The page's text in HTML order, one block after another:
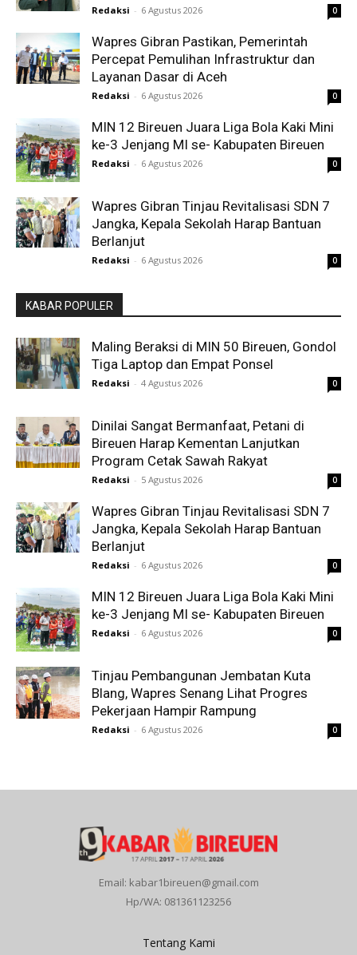
Redaksi - 6 Agustus 2026 0
Wapres Gibran Pastikan, Pemerintah
Percepat Pemulihan Infrastruktur dan
Layanan Dasar di Aceh
Redaksi - 6 Agustus 2026 0
MIN 12 Bireuen Juara Liga Bola Kaki Mini
ke-3 Jenjang MI se- Kabupaten Bireuen
Redaksi - 6 Agustus 2026 0
Wapres Gibran Tinjau Revitalisasi SDN 7
Jangka, Kepala Sekolah Harap Bantuan
Berlanjut
Redaksi - 6 Agustus 2026 0
KABAR POPULER
Maling Beraksi di MIN 50 Bireuen, Gondol
Tiga Laptop dan Empat Ponsel
Redaksi - 4 Agustus 2026 0
Dinilai Sangat Bermanfaat, Petani di
Bireuen Harap Kementan Lanjutkan
Program Cetak Sawah Rakyat
Redaksi - 5 Agustus 2026 0
Wapres Gibran Tinjau Revitalisasi SDN 7
Jangka, Kepala Sekolah Harap Bantuan
Berlanjut
Redaksi - 6 Agustus 2026 0
MIN 12 Bireuen Juara Liga Bola Kaki Mini
ke-3 Jenjang MI se- Kabupaten Bireuen
Redaksi - 6 Agustus 2026 0
Tinjau Pembangunan Jembatan Kuta
Blang, Wapres Senang Lihat Progres
Pekerjaan Hampir Rampung
Redaksi - 6 Agustus 2026 0
Email: kabar1bireuen@gmail.com
Hp/WA: 081361123256
Tentang Kami